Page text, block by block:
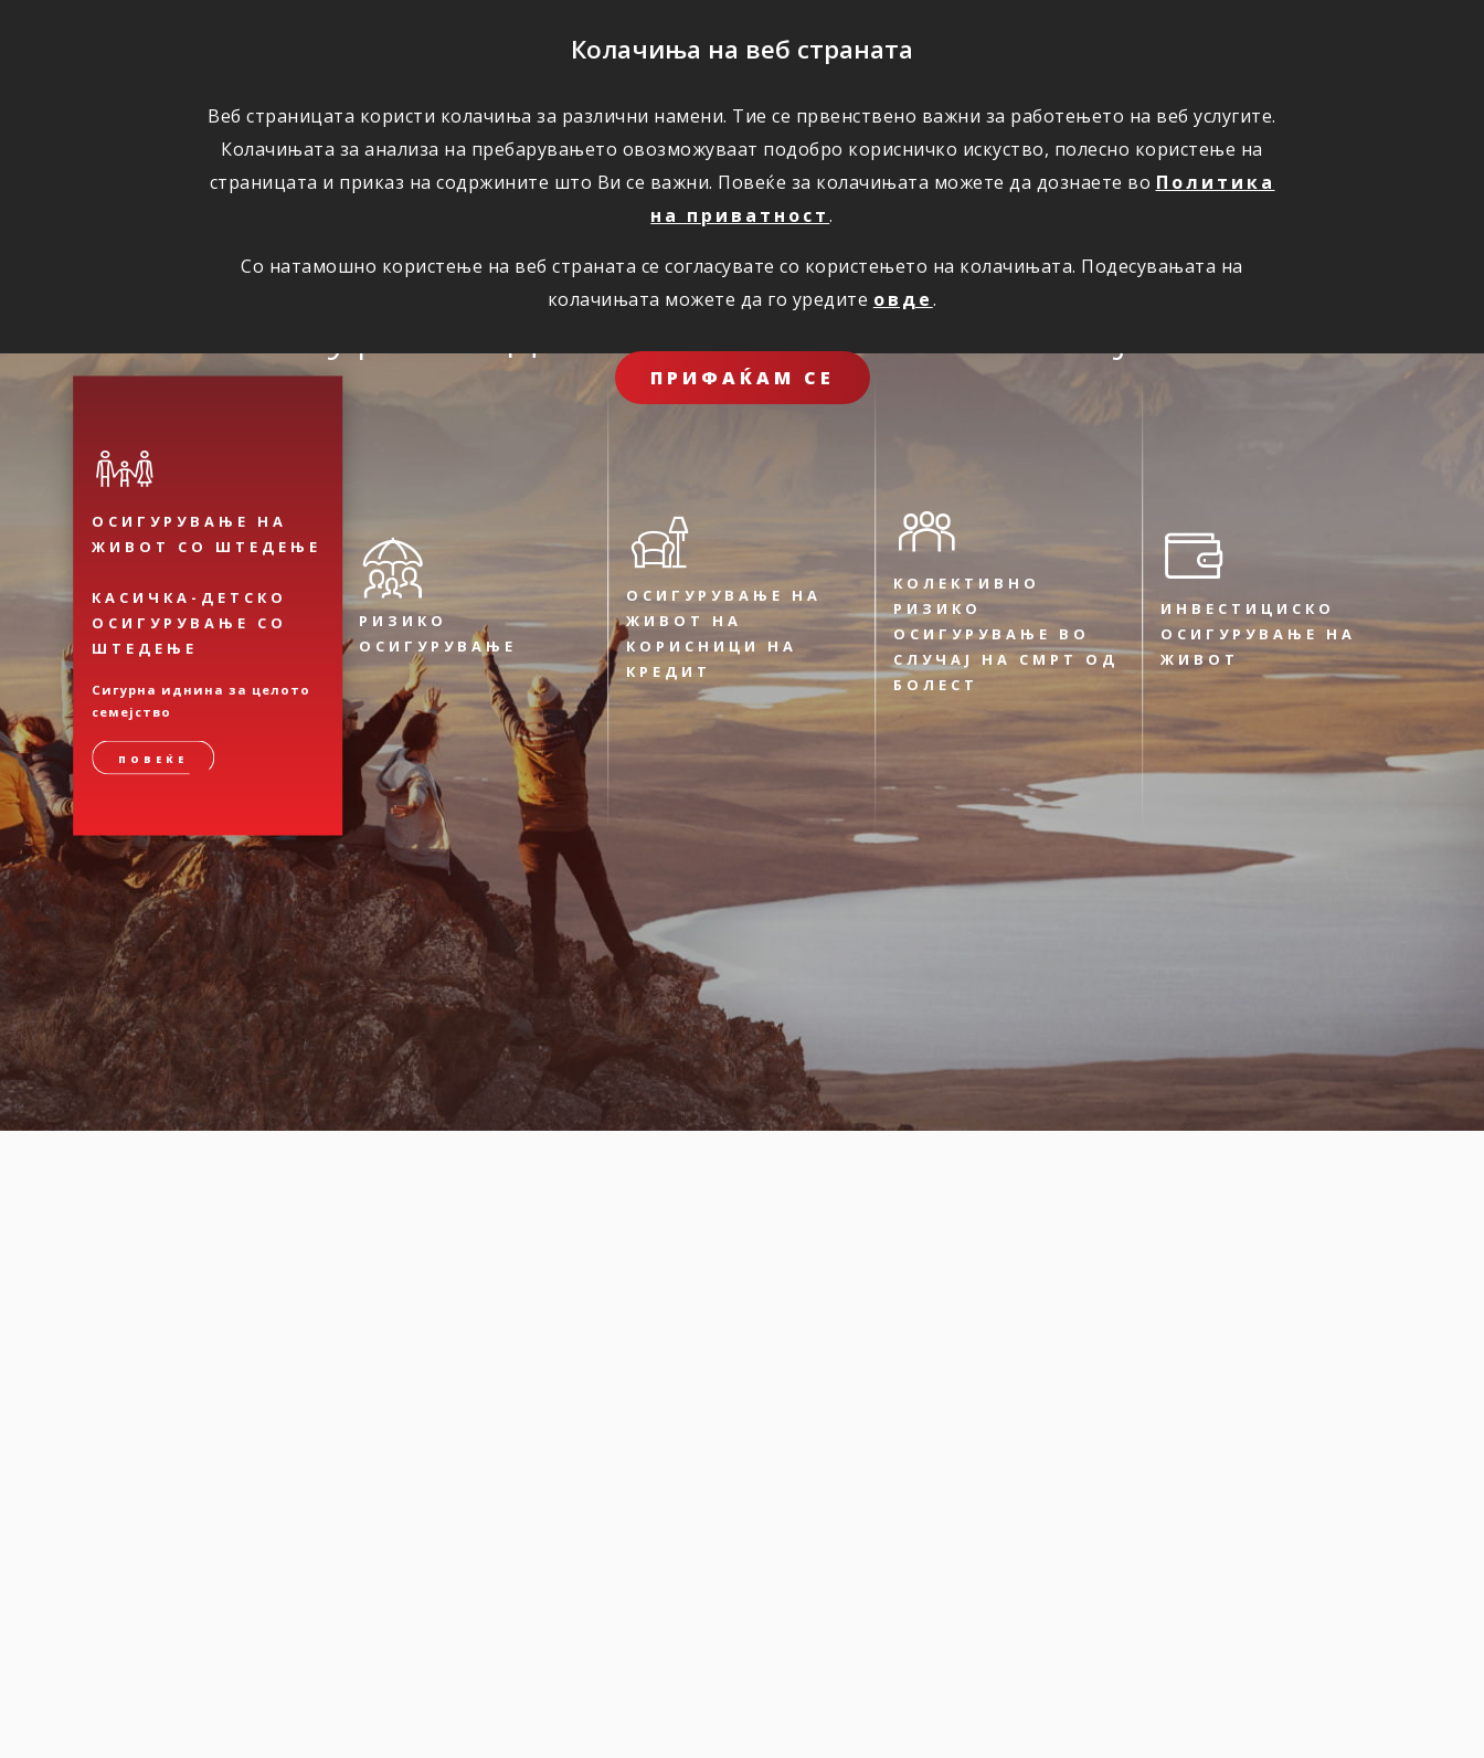
Колачиња на веб страната
Веб страницата користи колачиња за различни намени. Тие се првенствено важни за работењето на веб услугите.
Колачињата за анализа на пребарувањето овозможуваат подобро корисничко искуство, полесно користење на
страницата и приказ на содржините што Ви се важни. Повеќе за колачињата можете да дознаете во Политика
на приватност.
Со натамошно користење на веб страната се согласувате со користењето на колачињата. Подесувањата на
колачињата можете да го уредите овде.
ПРИФАЌАМ СЕ
Сигурна иднина за целото семејство
ОСИГУРУВАЊЕ НА
ЖИВОТ СО ШТЕДЕЊЕ
КАСИЧКА-ДЕТСКО
ОСИГУРУВАЊЕ СО
ШТЕДЕЊЕ
Сигурна иднина за целото
семејство
ПОВЕЌЕ
РИЗИКО
ОСИГУРУВАЊЕ
ОСИГУРУВАЊЕ НА
ЖИВОТ НА
КОРИСНИЦИ НА
КРЕДИТ
КОЛЕКТИВНО
РИЗИКО
ОСИГУРУВАЊЕ ВО
СЛУЧАЈ НА СМРТ ОД
БОЛЕСТ
ИНВЕСТИЦИСКО
ОСИГУРУВАЊЕ НА
ЖИВОТ